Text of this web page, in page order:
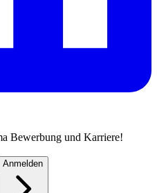
Bewerbung und Karriere!
Anmelden